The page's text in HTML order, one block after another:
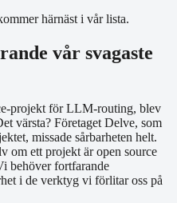
härnäst i vår lista.
vår svagaste
projekt för LLM-routing, blev
värsta? Företaget Delve, som
missade sårbarheten helt.
om ett projekt är open source
behöver fortfarande
i de verktyg vi förlitar oss på